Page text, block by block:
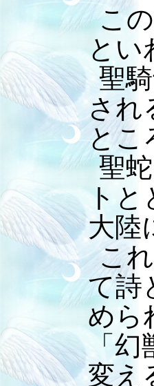
こ
とい
聖
され
とこ
聖
トと
大陸
こ
て詩
めら
「
変え